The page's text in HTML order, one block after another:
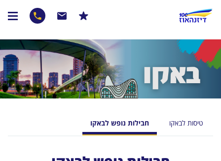
טיסות לבאקו חבילות נופש לבאקו